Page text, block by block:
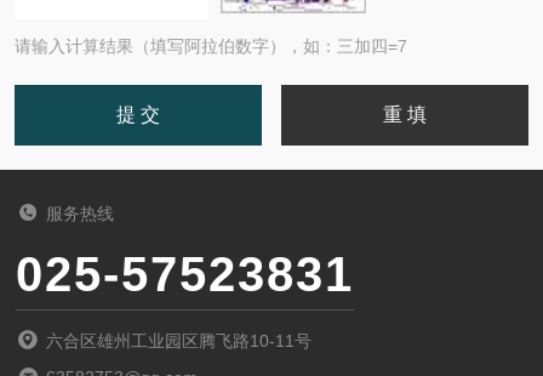
请输入计算结果（填写阿拉伯数字），如：三加四=7
服务热线
025-57523831
六合区雄州工业园区腾飞路10-11号